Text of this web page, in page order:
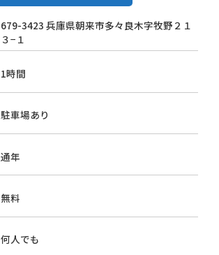
679-3423 兵庫県朝来市多々良木字牧野２１
３−１
1時間
駐車場あり
通年
無料
何人でも